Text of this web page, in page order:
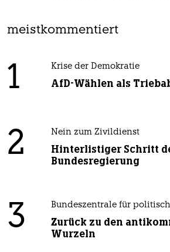
meistkommentiert
1 Krise der Demokratie
AfD-Wählen als
2 Nein zum Zivildienst
Hinterlistiger Schritt
Bundesregierung
3 Bundeszentrale für
Zurück zu den
Wurzeln